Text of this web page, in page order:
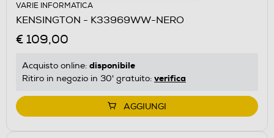
VARIE INFORMATICA
KENSINGTON - K33969WW-NERO
€ 109,00
Acquisto online: disponibile
Ritiro in negozio in 30' gratuito: verifica
AGGIUNGI